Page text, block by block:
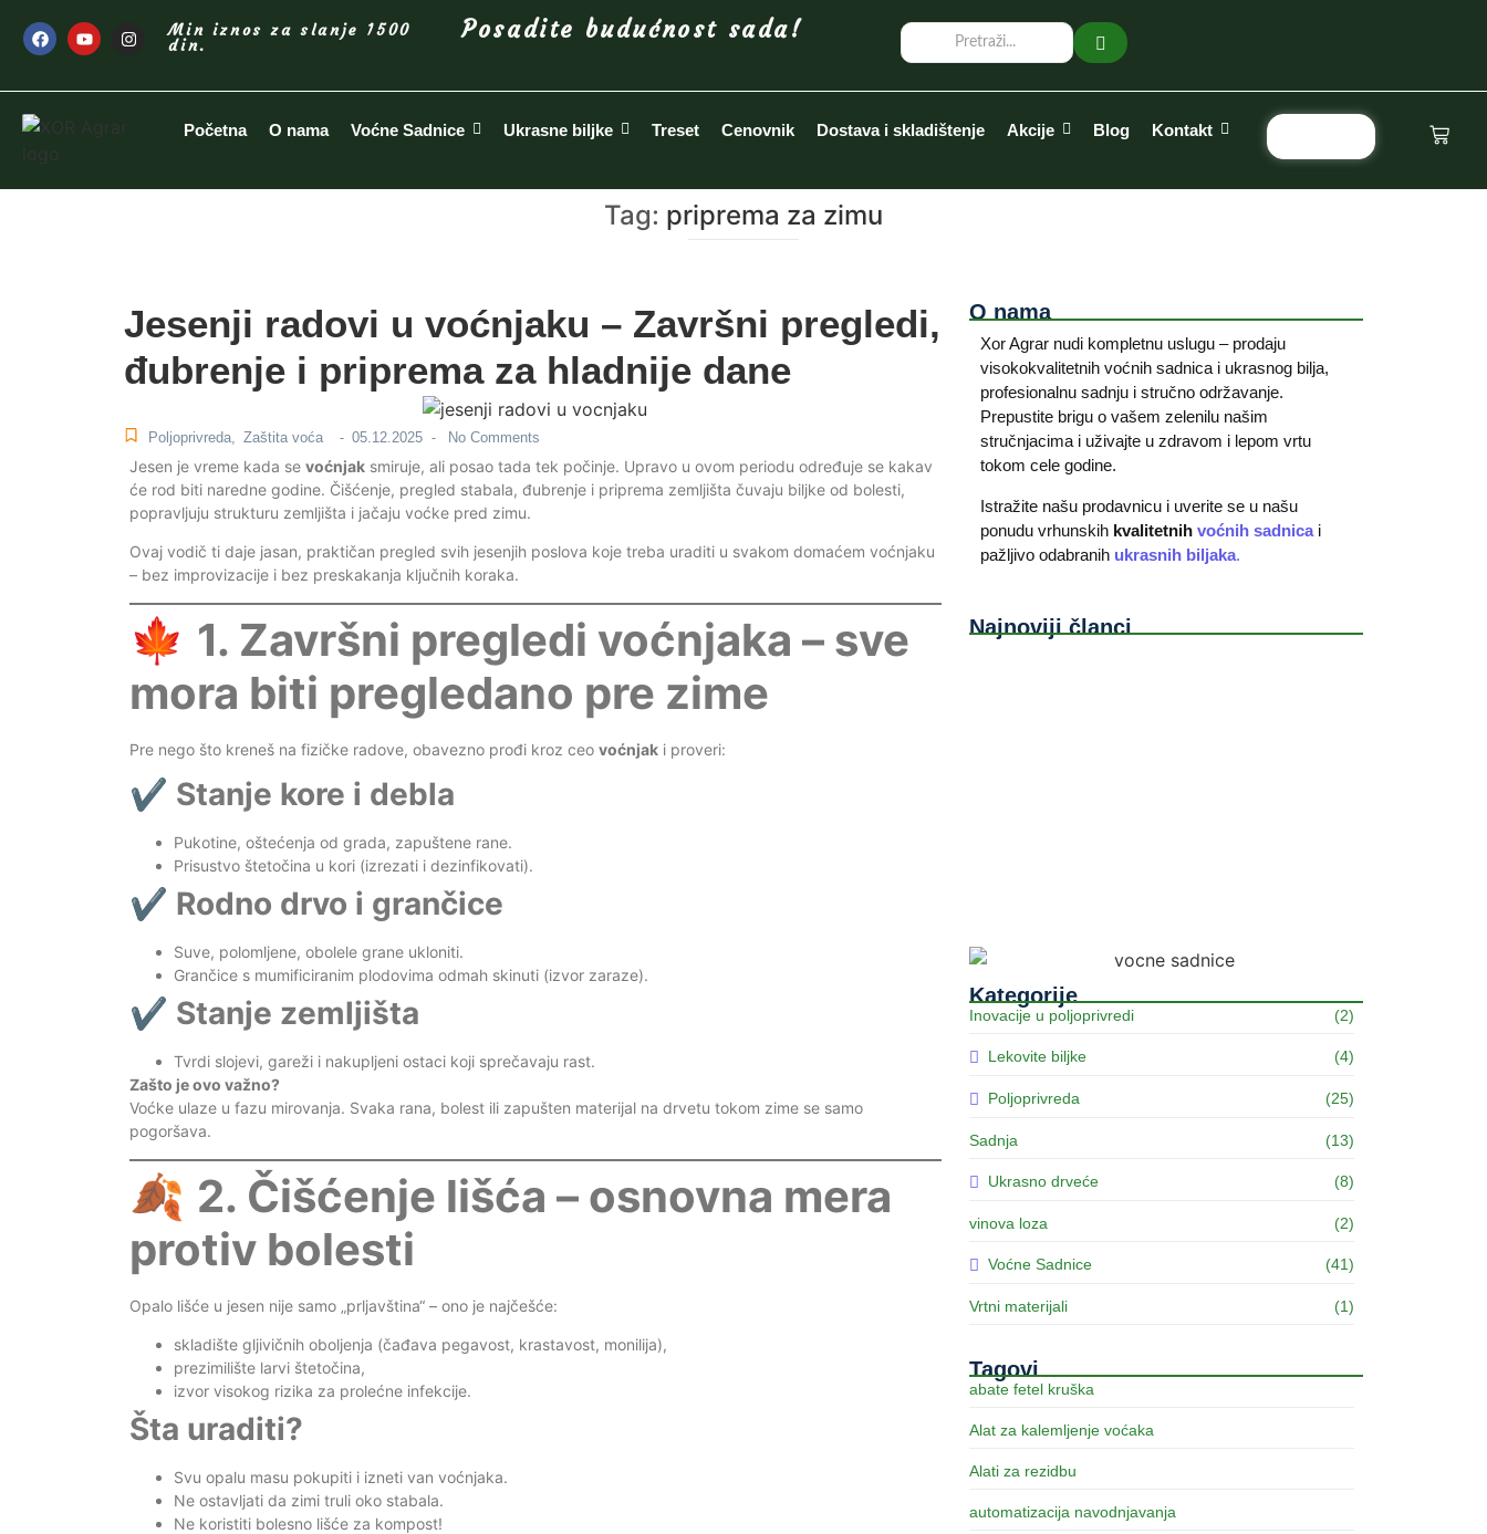
Min iznos za slanje 1500
din.
Posadite budućnost sada!
Početna O nama Voćne Sadnice Ukrasne biljke Treset Cenovnik Dostava i skladištenje Akcije Blog Kontakt
Tag: priprema za zimu
Jesenji radovi u voćnjaku – Završni pregledi,
đubrenje i priprema za hladnije dane
Poljoprivreda, Zaštita voća - 05.12.2025 - No Comments
Jesen je vreme kada se voćnjak smiruje, ali posao tada tek počinje. Upravo u ovom periodu određuje se kakav
će rod biti naredne godine. Čišćenje, pregled stabala, đubrenje i priprema zemljišta čuvaju biljke od bolesti,
popravljuju strukturu zemljišta i jačaju voćke pred zimu.
Ovaj vodič ti daje jasan, praktičan pregled svih jesenjih poslova koje treba uraditi u svakom domaćem voćnjaku
– bez improvizacije i bez preskakanja ključnih koraka.
🍁 1. Završni pregledi voćnjaka – sve
mora biti pregledano pre zime
Pre nego što kreneš na fizičke radove, obavezno prođi kroz ceo voćnjak i proveri:
✔️ Stanje kore i debla
Pukotine, oštećenja od grada, zapuštene rane.
Prisustvo štetočina u kori (izrezati i dezinfikovati).
✔️ Rodno drvo i grančice
Suve, polomljene, obolele grane ukloniti.
Grančice s mumificiranim plodovima odmah skinuti (izvor zaraze).
✔️ Stanje zemljišta
Tvrdi slojevi, gareži i nakupljeni ostaci koji sprečavaju rast.
Zašto je ovo važno?
Voćke ulaze u fazu mirovanja. Svaka rana, bolest ili zapušten materijal na drvetu tokom zime se samo
pogoršava.
🍂 2. Čišćenje lišća – osnovna mera
protiv bolesti
Opalo lišće u jesen nije samo „prljavština“ – ono je najčešće:
skladište gljivičnih oboljenja (čađava pegavost, krastavost, monilija),
prezimilište larvi štetočina,
izvor visokog rizika za prolećne infekcije.
Šta uraditi?
Svu opalu masu pokupiti i izneti van voćnjaka.
Ne ostavljati da zimi truli oko stabala.
Ne koristiti bolesno lišće za kompost!
O nama
Xor Agrar nudi kompletnu uslugu – prodaju
visokokvalitetnih voćnih sadnica i ukrasnog bilja,
profesionalnu sadnju i stručno održavanje.
Prepustite brigu o vašem zelenilu našim
stručnjacima i uživajte u zdravom i lepom vrtu
tokom cele godine.
Istražite našu prodavnicu i uverite se u našu
ponudu vrhunskih kvalitetnihvoćnih sadnicai
pažljivo odabranih ukrasnih biljaka.
Najnoviji članci
Kategorije
Inovacije u poljoprivredi (2)
Lekovite biljke (4)
Poljoprivreda (25)
Sadnja (13)
Ukrasno drveće (8)
vinova loza (2)
Voćne Sadnice (41)
Vrtni materijali (1)
Tagovi
abate fetel kruška
Alat za kalemljenje voćaka
Alati za rezidbu
automatizacija navodnjavanja